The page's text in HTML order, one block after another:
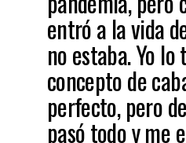
entró a la vida
no estaba. Yo
concepto de
perfecto, pero
pasó todo y me